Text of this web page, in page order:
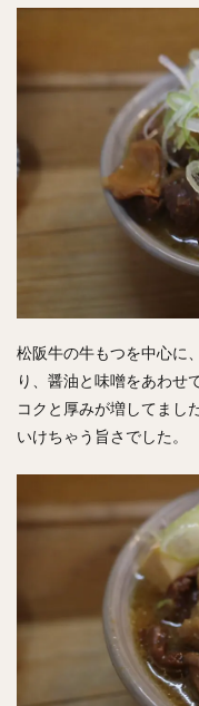
松阪牛の牛もつを中心に
り、醤油と味噌をあわせ
コクと厚みが増してまし
いけちゃう旨さでした。